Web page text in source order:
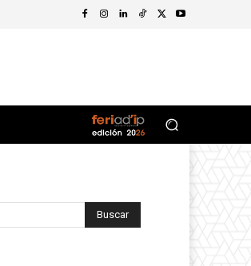
Buscar